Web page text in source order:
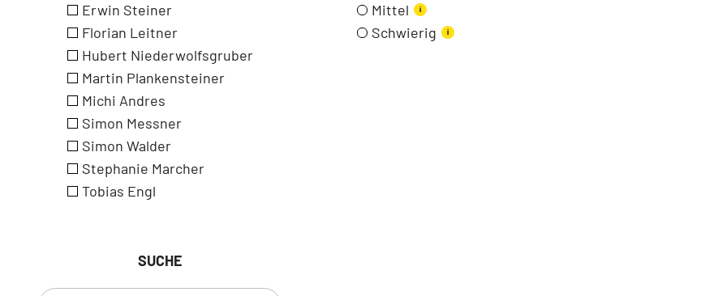
Erwin Steiner
Florian Leitner
Hubert Niederwolfsgruber
Martin Plankensteiner
Michi Andres
Simon Messner
Simon Walder
Stephanie Marcher
Tobias Engl
Mittel i
Schwierig i
SUCHE